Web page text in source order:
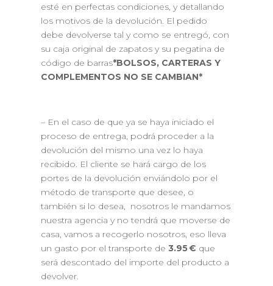
esté en perfectas condiciones, y detallando
los motivos de la devolución. El pedido
debe devolverse tal y como se entregó, con
su caja original de zapatos y su pegatina de
código de barras*BOLSOS, CARTERAS Y
COMPLEMENTOS NO SE CAMBIAN*
– En el caso de que ya se haya iniciado el
proceso de entrega, podrá proceder a la
devolución del mismo una vez lo haya
recibido. El cliente se hará cargo de los
portes de la devolución enviándolo por el
método de transporte que desee, o
también si lo desea, nosotros le mandamos
nuestra agencia y no tendrá que moverse de
casa, vamos a recogerlo nosotros, eso lleva
un gasto por el transporte de 3.95 € que
será descontado del importe del producto a
devolver.